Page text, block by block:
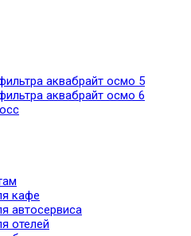
аквабрайт осмо 5
аквабрайт осмо 6
кафе
автосервиса
отелей